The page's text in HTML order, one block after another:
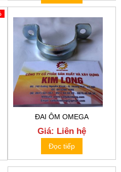
ĐAI ÔM OMEGA
Giá: Liên hệ
Đọc tiếp